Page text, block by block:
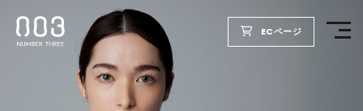
ECページ
TOP